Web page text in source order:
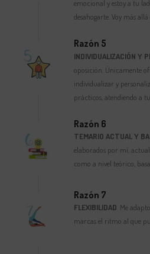
emocional y estoy a tu
desahogarte. Voy más
Razón 5
INDIVIDUALIZACIÓN Y
oposición. Únicamente
individualizar y
prácticos, atendiendo a
Razón 6
TEMARIO ACTUAL Y
elaborados por mí,
como a nivel teórico,
Razón 7
FLEXIBILIDAD . Me
marcas el ritmo al que